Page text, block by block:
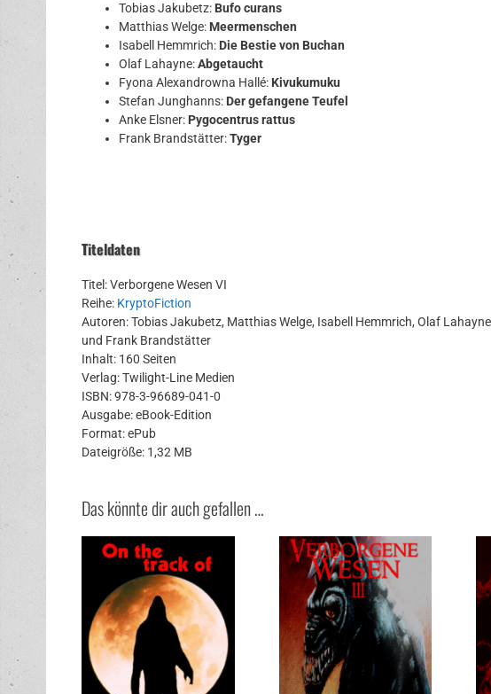
Tobias Jakubetz: Bufo curans
Matthias Welge: Meermenschen
Isabell Hemmrich: Die Bestie von Buchan
Olaf Lahayne:Abgetaucht
Fyona Alexandrowna Hallé: Kivukumuku
Stefan Junghanns: Der gefangene Teufel
Anke Elsner: Pygocentrus rattus
Frank Brandstätter:Tyger
Titeldaten
Titel: Verborgene Wesen VI
Reihe: KryptoFiction
Autoren: Tobias Jakubetz, Matthias Welge, Isabell Hemmrich, Olaf
und Frank Brandstätter
Inhalt: 160 Seiten
Verlag: Twilight-Line Medien
ISBN: 978-3-96689-041-0
Ausgabe: eBook-Edition
Format: ePub
Dateigröße: 1,32 MB
Das könnte dir auch gefallen …